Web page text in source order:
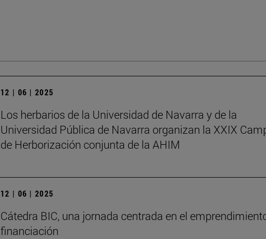
12 | 06 | 2025
Los herbarios de la Universidad de Navarra y de la
Universidad Pública de Navarra organizan la XXIX
de Herborización conjunta de la AHIM
12 | 06 | 2025
Cátedra BIC, una jornada centrada en el
financiación